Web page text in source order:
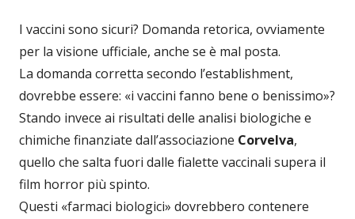
I vaccini sono sicuri? Domanda retorica, ovviamente
per la visione ufficiale, anche se è mal posta.
La domanda corretta secondo l’establishment,
dovrebbe essere: «i vaccini fanno bene o benissimo»?
Stando invece ai risultati delle analisi biologiche e
chimiche finanziate dall’associazione Corvelva,
quello che salta fuori dalle fialette vaccinali supera il
film horror più spinto.
Questi «farmaci biologici» dovrebbero contenere